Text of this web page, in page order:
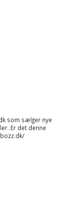
som sælger nye
. Er det denne